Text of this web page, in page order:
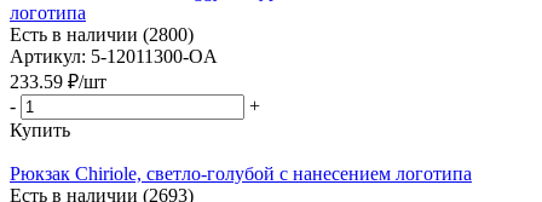
логотипа
Есть в наличии (2800)
Артикул: 5-12011300-OA
233.59 ₽/шт
-
+
Купить
Рюкзак Chiriole, светло-голубой с нанесением логотипа
Есть в наличии (2693)